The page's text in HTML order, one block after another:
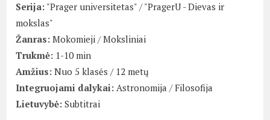
Serija: "Prager universitetas" /"PragerU - Dievas ir
mokslas"
Žanras: Mokomieji /Moksliniai
Trukmė: 1-10 min
Amžius: Nuo 5 klasės / 12 metų
Integruojami dalykai: Astronomija /Filosofija
Lietuvybė: Subtitrai